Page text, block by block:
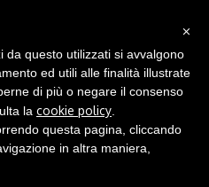
(0)
NON sono inclusi i
musei e
comodità vi forniamo in
inclusi nei nostri tour con
×
da questo utilizzati si avvalgono
ed utili alle finalità illustrate
di più o negare il consenso
la cookie policy
questa pagina, cliccando
in altra maniera,